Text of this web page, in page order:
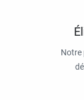
Notre